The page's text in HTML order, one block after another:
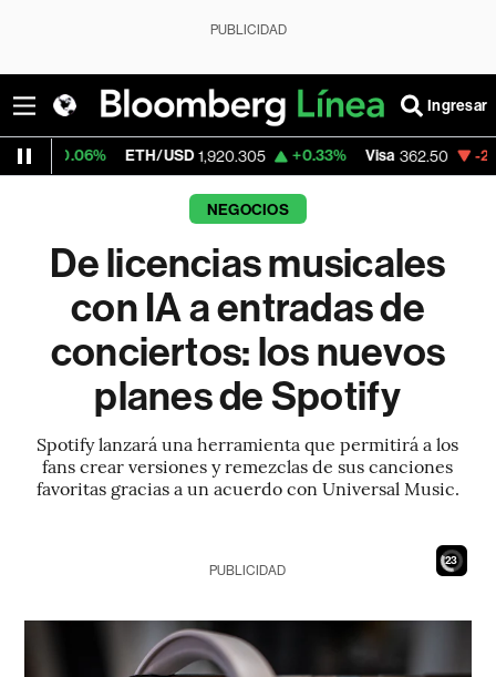
PUBLICIDAD
Ingresar
ETH/USD 1,920.305 +0.33% Visa 362.50 -2.15%
NEGOCIOS
De licencias musicales
con IA a entradas de
conciertos: los nuevos
planes de Spotify
Spotify lanzará una herramienta que permitirá a los
fans crear versiones y remezclas de sus canciones
favoritas gracias a un acuerdo con Universal Music.
21
PUBLICIDAD